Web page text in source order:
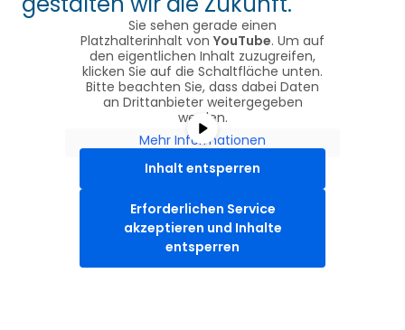
Sie sehen gerade einen
Platzhalterinhalt von YouTube. Um auf
den eigentlichen Inhalt zuzugreifen,
klicken Sie auf die Schaltfläche unten.
Bitte beachten Sie, dass dabei Daten
an Drittanbieter weitergegeben
werden.
Mehr Informationen
Inhalt entsperren
Erforderlichen Service
akzeptieren und Inhalte
entsperren